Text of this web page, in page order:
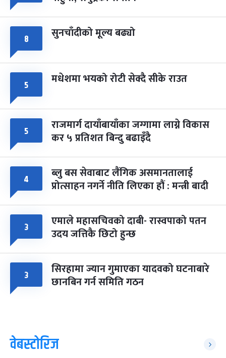
८ सुनचाँदीको मूल्य बढ्यो
५ मधेशमा भयको रोटी सेक्दै सीके राउत
५ राजमार्ग दायाँबायाँका जग्गामा लाग्ने विकास
कर ५ प्रतिशत बिन्दु बढाइँदै
४ ब्लु बस सेवाबाट लैंगिक असमानतालाई
प्रोत्साहन नगर्ने नीति लिएका हौं : मन्त्री बादी
३ एमाले महासचिवको दाबी- रास्वपाको पतन
उदय जत्तिकै छिटो हुन्छ
३ सिरहामा ज्यान गुमाएका यादवको घटनाबारे
छानबिन गर्न समिति गठन
वेबस्टोरिज